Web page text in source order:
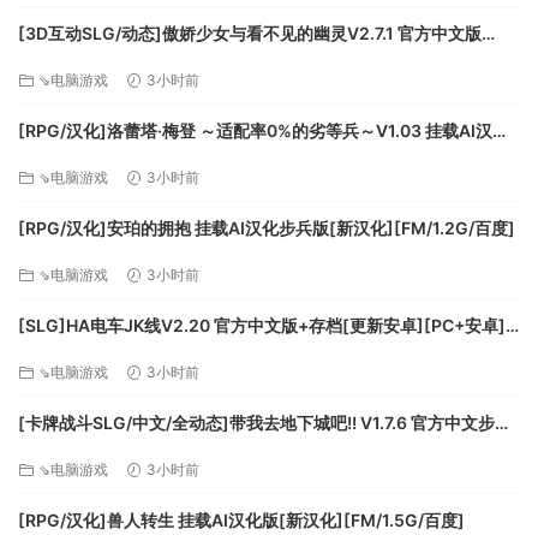
[3D互动SLG/动态]傲娇少女与看不见的幽灵V2.7.1 官方中文版
⇘电脑游戏 3小时前
[RPG/汉化]洛蕾塔·梅登 ～适配率0%的劣等兵～V1.03 挂载AI汉化
⇘电脑游戏 3小时前
[RPG/汉化]安珀的拥抱 挂载AI汉化步兵版[新汉化][FM/1.2G/百度]
⇘电脑游戏 3小时前
[SLG]HA电车JK线V2.20 官方中文版+存档[更新安卓][PC+安卓]
⇘电脑游戏 3小时前
[卡牌战斗SLG/中文/全动态]带我去地下城吧!! V1.7.6 官方中文步兵
⇘电脑游戏 3小时前
[RPG/汉化]兽人转生 挂载AI汉化版[新汉化][FM/1.5G/百度]